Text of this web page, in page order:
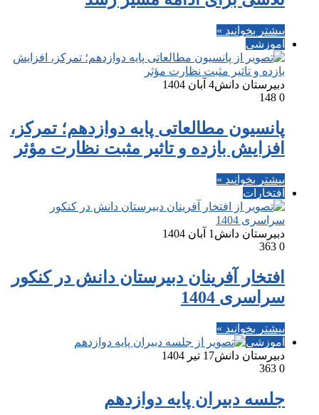
بیشتر بخوانید »
آموزشی
دبیرستان دانش4 آبان 1404
0
پانسیون مطالعاتی پایه دوازدهم؛ تمرکز،
افزایش بازده و تاثیر مثبت نظارت مؤثر
بیشتر بخوانید »
افتخارات
دبیرستان دانش 1 آبان 1404
0
افتخار آفرینان دبیرستان دانش در کنکور
سراسری 1404
بیشتر بخوانید »
آموزشی
دبیرستان دانش17 تیر 1404
0
جلسه دبیران پایه دوازدهم